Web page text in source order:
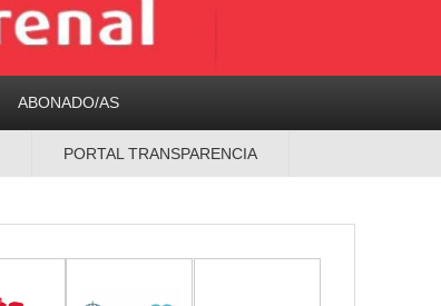
ABONADO/AS
PORTAL TRANSPARENCIA